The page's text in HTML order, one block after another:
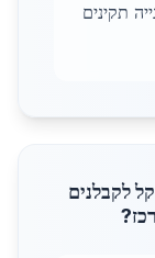
תקינים
לקבלנים